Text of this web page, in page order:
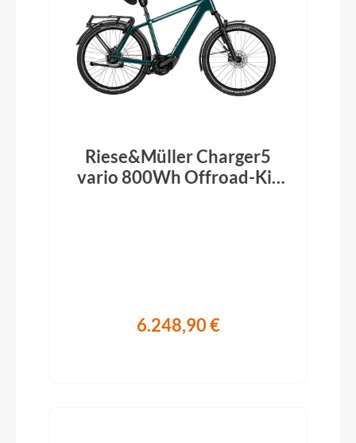
Riese&Müller Charger5
vario 800Wh Offroad-Kit
6.248,90 €